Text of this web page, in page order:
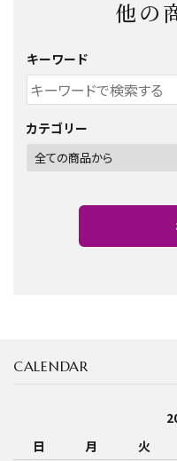
他の
キーワード
カテゴリー
キーワード
カテゴリー
CALENDAR
日
月 火